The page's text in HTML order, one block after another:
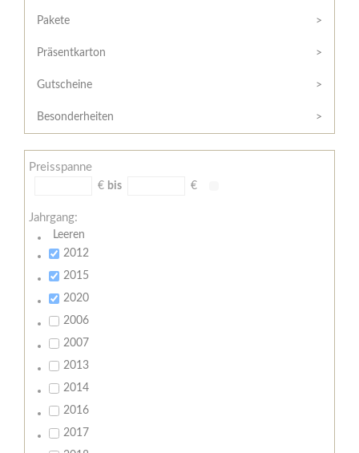
/
Widerrufsformular
AGB
Zahlungsbedingungen
Meine
Pakete
Präsentkarton
Gutscheine
Besonderheiten
Preisspanne
€ bis €
Jahrgang:
Leeren
2012
2015
2020
2006
2007
2013
2014
2016
2017